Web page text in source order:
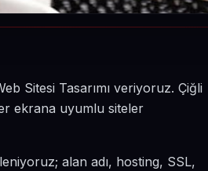
Sitesi Tasarımı veriyoruz. Çiğli
ekrana uyumlu siteler
alan adı, hosting, SSL,